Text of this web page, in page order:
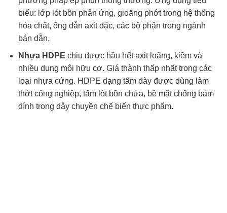
biểu: lớp lót bồn phản ứng, gioăng phớt trong hệ thống
hóa chất, ống dẫn axit đặc, các bộ phận trong ngành
bán dẫn.
Nhựa HDPE chịu được hầu hết axit loãng, kiềm và
nhiều dung môi hữu cơ. Giá thành thấp nhất trong các
loại nhựa cứng. HDPE dạng tấm dày được dùng làm
thớt công nghiệp, tấm lót bồn chứa, bề mặt chống bám
dính trong dây chuyền chế biến thực phẩm.